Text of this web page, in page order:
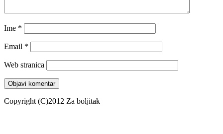
Ime *
Email *
Web stranica
Copyright (C)2012 Za boljitak